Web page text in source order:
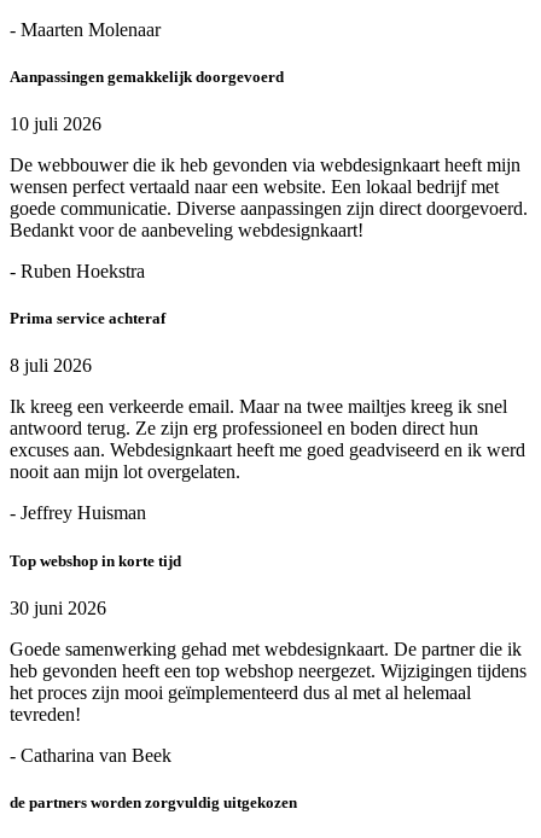
- Maarten Molenaar
Aanpassingen gemakkelijk doorgevoerd
10 juli 2026
De webbouwer die ik heb gevonden via webdesignkaart heeft mijn
wensen perfect vertaald naar een website. Een lokaal bedrijf met
goede communicatie. Diverse aanpassingen zijn direct doorgevoerd.
Bedankt voor de aanbeveling webdesignkaart!
- Ruben Hoekstra
Prima service achteraf
8 juli 2026
Ik kreeg een verkeerde email. Maar na twee mailtjes kreeg ik snel
antwoord terug. Ze zijn erg professioneel en boden direct hun
excuses aan. Webdesignkaart heeft me goed geadviseerd en ik werd
nooit aan mijn lot overgelaten.
- Jeffrey Huisman
Top webshop in korte tijd
30 juni 2026
Goede samenwerking gehad met webdesignkaart. De partner die ik
heb gevonden heeft een top webshop neergezet. Wijzigingen tijdens
het proces zijn mooi geïmplementeerd dus al met al helemaal
tevreden!
- Catharina van Beek
de partners worden zorgvuldig uitgekozen